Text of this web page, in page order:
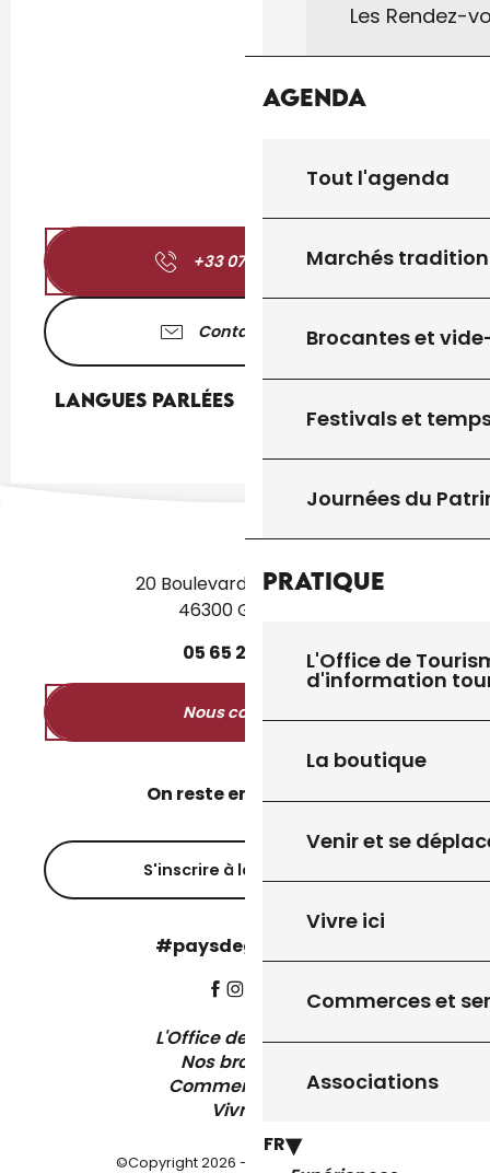
Les Rendez-
Agenda
Tout l'agenda
Marchés
Brocantes et
Festivals et
Journées du
Pratique
L'Office de
d'information
La boutique
Venir et se
Vivre ici
Commerces et
Associations
FR
+33 07 88 51 03▒▒
Contactez-nous
Langues parlées
Langues parlées
20 Boulevard des Martyrs
46300 Gourdon
05 65 27 50
Nous contacter
On reste en contact ?
S'inscrire à la newsletter
#paysdegourdon !
L'Office de Tourisme
Nos brochures
Comment venir ?
Vivre ici
©Copyright 2026 - Pays de Gourdon